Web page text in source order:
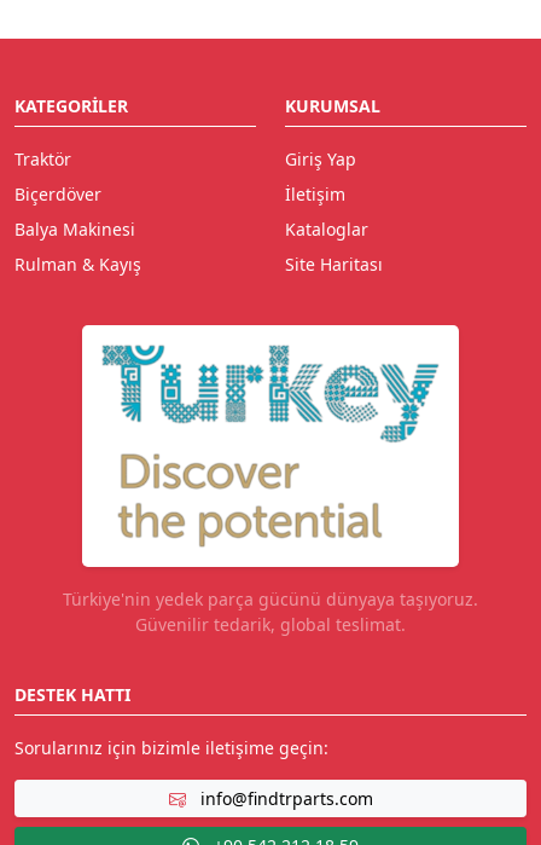
KATEGORILER
Traktör
Biçerdöver
Balya Makinesi
Rulman & Kayış
KURUMSAL
Giriş Yap
İletişim
Kataloglar
Site Haritası
Türkiye'nin yedek parça gücünü dünyaya taşıyoruz.
Güvenilir tedarik, global teslimat.
DESTEK HATTI
Sorularınız için bizimle iletişime geçin:
info@findtrparts.com